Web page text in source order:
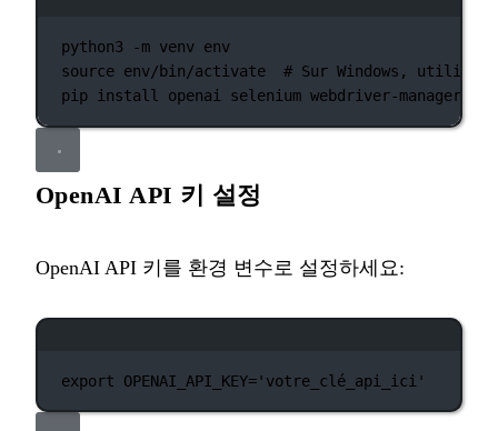
python3 -m venv env
source env/bin/activate
# Sur Windows,
pip
install openai selenium webdriver-manager
OpenAI API 키 설정
OpenAI API 키를 환경 변수로 설정하세요:
export OPENAI_API_KEY='votre_clé_api_ici'